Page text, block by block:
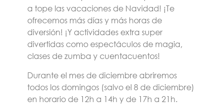
a tope las vacaciones de Navidad! ¡Te
ofrecemos más días y más horas de
diversión! ¡Y actividades extra super
divertidas como espectáculos de magia,
clases de zumba y cuentacuentos!
Durante el mes de diciembre abriremos
todos los domingos (salvo el 8 de diciembre)
en horario de 12h a 14h y de 17h a 21h.